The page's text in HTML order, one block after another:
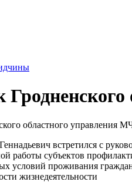
встретился с
работы субъектов
условий проживания
жизнедеятельности